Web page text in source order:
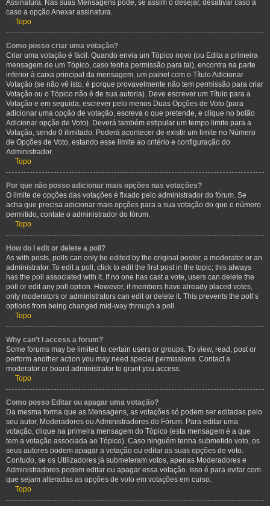
Assinatura. Nas suas Mensagens pode, se assim o desejar, desativar caso a
caso a opção Anexar assinatura.
Topo
Como posso criar uma votação?
Criar uma votação é fácil. Quando envia um Tópico novo (ou Edita a primeira
mensagem de um Tópico, caso tenha permissão para tal), encontra na parte
inferior à caixa principal da mensagem, um painel com o Título Adicionar
Votação (se não vê isto, é porque provavelmente não tem permissão para criar
Votação ou o Tópico não é de sua autoria). Deve escrever um Título para a
Votação e em seguida, escrever pelo menos Duas Opções de Voto (para
adicionar uma opção de votação, escreva o que pretende, e clique no botão
Adicionar opção de Voto). Deverá também estipular um tempo limite para a
Votação, sendo 0 ilimitado. Poderá acontecer de existir um limite no Número
de Opções de Voto, estando esse limite ao critério e configuração do
Administrador.
Topo
Por que não posso adicionar mais opções nas votações?
O limite de opções das votações é fixado pelo administrador do fórum. Se
acha que precisa adicionar mais opções para a sua votação do que o número
permitido, contate o administrador do fórum.
Topo
How do I edit or delete a poll?
As with posts, polls can only be edited by the original poster, a moderator or an
administrator. To edit a poll, click to edit the first post in the topic; this always
has the poll associated with it. If no one has cast a vote, users can delete the
poll or edit any poll option. However, if members have already placed votes,
only moderators or administrators can edit or delete it. This prevents the poll’s
options from being changed mid-way through a poll.
Topo
Why can’t I access a forum?
Some forums may be limited to certain users or groups. To view, read, post or
perform another action you may need special permissions. Contact a
moderator or board administrator to grant you access.
Topo
Como posso Editar ou apagar uma votação?
Da mesma forma que as Mensagens, as votações só podem ser editadas pelo
seu autor, Moderadores ou Administradores do Fórum. Para editar uma
votação, clique na primeira mensagem do Tópico (esta mensagem é a que
tem a votação associada ao Tópico). Caso ninguém tenha submetido voto, os
seus autores podem apagar a votação ou editar as suas opções de voto.
Contudo, se os Utilizadores já submeteram votos, apenas Moderadores e
Administradores podem editar ou apagar essa votação. Isso é para evitar com
que sejam alteradas as opções de voto em votações em curso.
Topo